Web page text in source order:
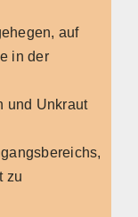
auf
in der
und Unkraut
zu